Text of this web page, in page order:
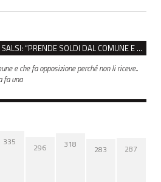
REGGIO, DE LUCIA CONTRO SALSI: “PRENDE SOLDI DAL COMUNE E DIFFONDE FAKE NEWS”
e che fa opposizione perché non li riceve..
fa una
335
296 318 283 287